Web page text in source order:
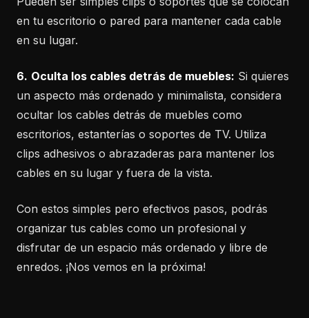
en tu escritorio o pared para mantener cada cable
en su lugar.
6. Oculta los cables detrás de muebles: Si quieres
un aspecto más ordenado y minimalista, considera
ocultar los cables detrás de muebles como
escritorios, estanterías o soportes de TV. Utiliza
clips adhesivos o abrazaderas para mantener los
cables en su lugar y fuera de la vista.
Con estos simples pero efectivos pasos, podrás
organizar tus cables como un profesional y
disfrutar de un espacio más ordenado y libre de
enredos. ¡Nos vemos en la próxima!